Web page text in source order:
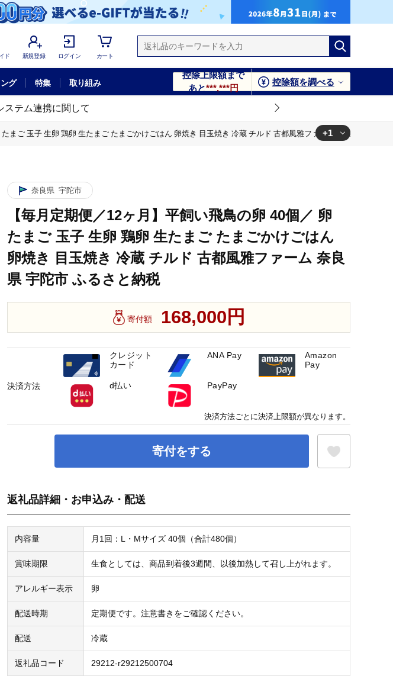
ド 新規登録 ログイン カート
グ 特集 取り組み
控除上限額まで
あと***,***円
控除額を調べる
ステム連携に関して
まご 玉子 生卵 鶏卵 生たまご たまごかけごはん 卵焼き 目玉焼き 冷蔵 チルド 古都風雅ファーム 奈良県 宇陀市
+1
奈良県 宇陀市
【毎月定期便／12ヶ月】平飼い飛鳥の卵 40個／ 卵
たまご 玉子 生卵 鶏卵 生たまご たまごかけごはん
卵焼き 目玉焼き 冷蔵 チルド 古都風雅ファーム 奈良
県 宇陀市 ふるさと納税
寄付額 168,000円
寄付をする
返礼品詳細・お申込み・配送
内容量 月1回：L・Mサイズ 40個（合計480個）
賞味期限 生食としては、商品到着後3週間、以後加熱して召し上がれます。
アレルギー表示 卵
配送時期 定期便です。注意書きをご確認ください。
配送 冷蔵
返礼品コード 29212-r29212500704
決済方法
クレジット
カード
ANA Pay
Amazon
Pay
d払い PayPay
決済方法ごとに決済上限額が異なります。